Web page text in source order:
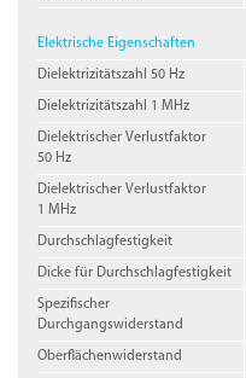
Elektrische Eigenschaften
Dielektrizitätszahl 50 Hz
Dielektrizitätszahl 1 MHz
Dielektrischer Verlustfaktor
50 Hz
Dielektrischer Verlustfaktor
1 MHz
Durchschlagfestigkeit
Dicke für Durchschlagfestigkeit
Spezifischer
Durchgangswiderstand
Oberflächenwiderstand